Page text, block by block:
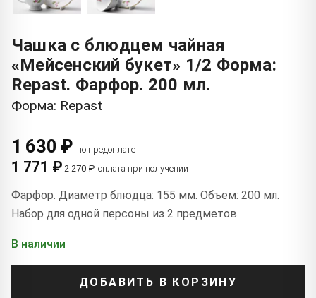
Чашка с блюдцем чайная
«Мейсенский букет» 1/2 Форма:
Repast. Фарфор. 200 мл.
Форма: Repast
1 630 ₽ по предоплате
1 771 ₽ 2 270 ₽ оплата при получении
Фарфор. Диаметр блюдца: 155 мм. Объем: 200 мл.
Набор для одной персоны из 2 предметов.
В наличии
ДОБАВИТЬ В КОРЗИНУ